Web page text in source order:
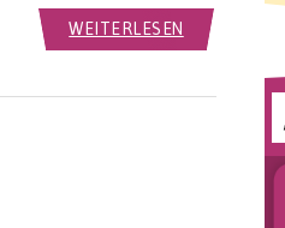
WEITERLESEN